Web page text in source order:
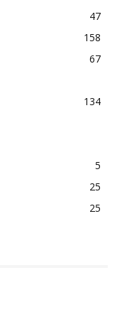
47
158
67
134
5
25
25